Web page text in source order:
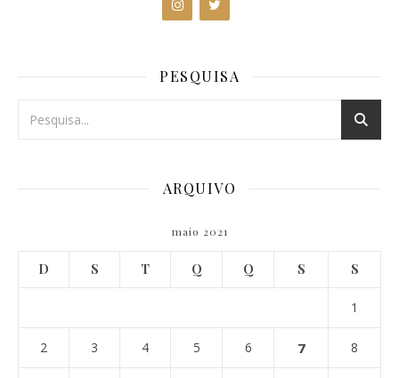
PESQUISA
ARQUIVO
maio 2021
D S T Q Q S S
1
2 3 4 5 6 7 8